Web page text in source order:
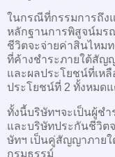
ในกรณีที่กรรมการถึง
หลักฐานการพิสูจน์มร
ชีวิตจะจ่ายค่าสินไหม
ที่ค้างชำระภายใต้สัญ
และผลประโยชน์ที่เห
ประโยชน์ที่ 2 ทั้งหมดแ
ทั้งนี้บริษัทฯจะเป็นผู้ช
และบริษัทประกันชีวิต
ษัทฯ เป็นคู่สัญญาภายใ
กรมธรรม์